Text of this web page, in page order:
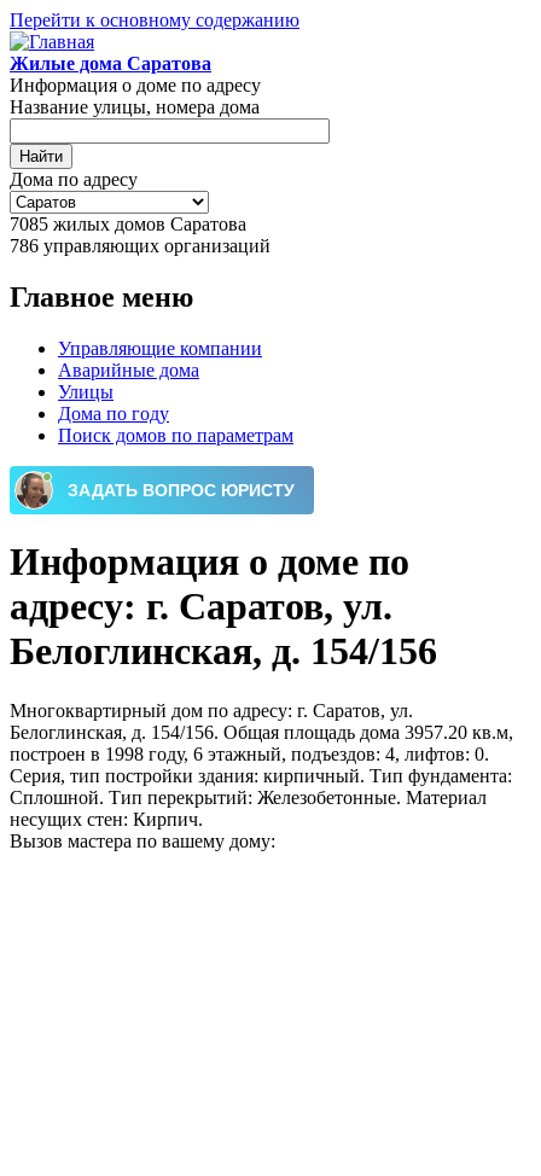
Перейти к основному содержанию
Жилые дома Саратова
Информация о доме по адресу
Название улицы, номера дома
Дома по адресу
7085 жилых домов Саратова
786 управляющих организаций
Главное меню
Управляющие компании
Аварийные дома
Улицы
Дома по году
Поиск домов по параметрам
Информация о доме по
адресу: г. Саратов, ул.
Белоглинская, д. 154/156
Многоквартирный дом по адресу: г. Саратов, ул.
Белоглинская, д. 154/156. Общая площадь дома 3957.20 кв.м,
построен в 1998 году, 6 этажный, подъездов: 4, лифтов: 0.
Серия, тип постройки здания: кирпичный. Тип фундамента:
Сплошной. Тип перекрытий: Железобетонные. Материал
несущих стен: Кирпич.
Вызов мастера по вашему дому: